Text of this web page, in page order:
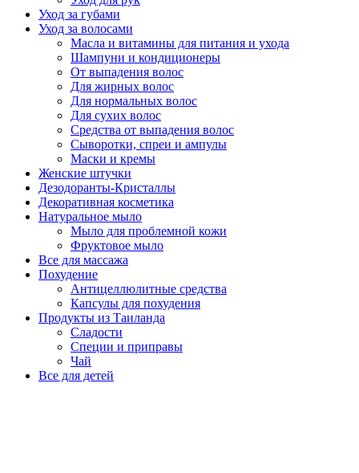
Уход за губами
Уход за волосами
Масла и витамины для питания и ухода
Шампуни и кондиционеры
От выпадения волос
Для жирных волос
Для нормальных волос
Для сухих волос
Средства от выпадения волос
Сыворотки, спреи и ампулы
Маски и кремы
Женские штучки
Дезодоранты-Кристаллы
Декоративная косметика
Натуральное мыло
Мыло для проблемной кожи
Фруктовое мыло
Все для массажа
Похудение
Антицеллюлитные средства
Капсулы для похудения
Продукты из Таиланда
Сладости
Специи и приправы
Чай
Все для детей